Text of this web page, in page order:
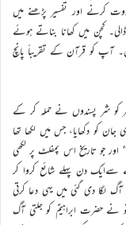
کرنے اور تفسیر پڑھنے میں
کچن میں کھانا بناتے ہوئے
آپ کو قرآن کے تقریباً پانچ
گھر کو شر پسندوں نے حملہ کر کے
کو دکھایا، جس میں لکھا تھا
اور جو تاریخ اس پمفلٹ پر لکھی
سےایک دن پہلے شائع کروا کر
دی گئی میں یہی دعا کرتی
نے حضرت ابراہیمؑ کو جلتی آگ